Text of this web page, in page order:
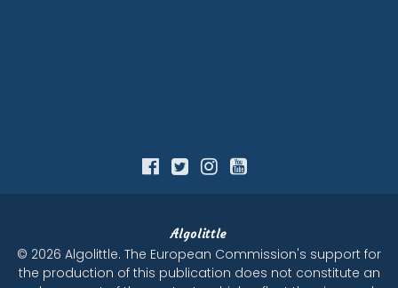
Algolittle
© 2026 Algolittle. The European Commission's support for
the production of this publication does not constitute an